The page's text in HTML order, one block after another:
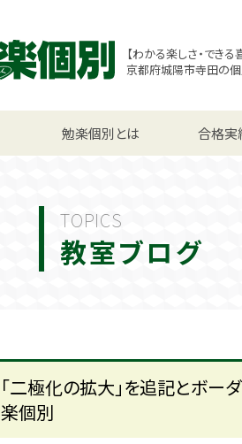
【わかる楽しさ・できる
京都府城陽市寺田の
勉楽個別とは 合格実
小学生コース 中学生コース
TOPICS
教室ブログ
「二極化の拡大」を追記とボ
楽個別